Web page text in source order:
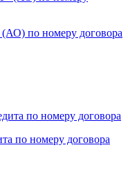
по номеру договора
по номеру договора